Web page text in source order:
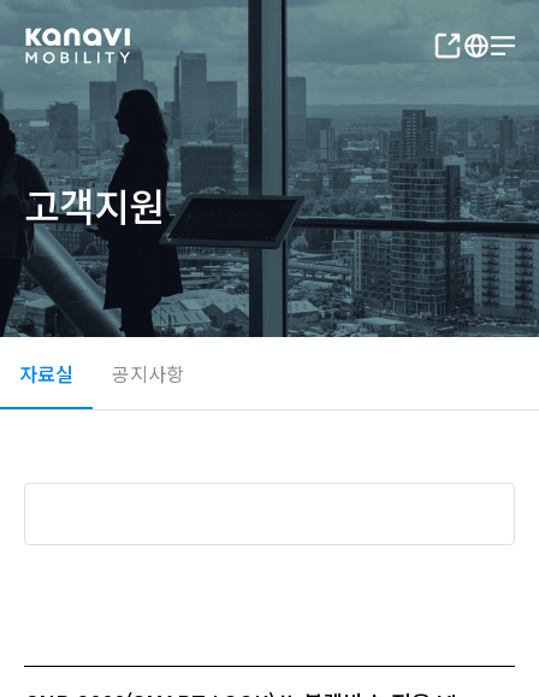
고객지원
자료실 공지사항